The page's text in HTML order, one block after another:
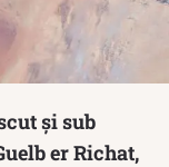
și sub
er Richat,